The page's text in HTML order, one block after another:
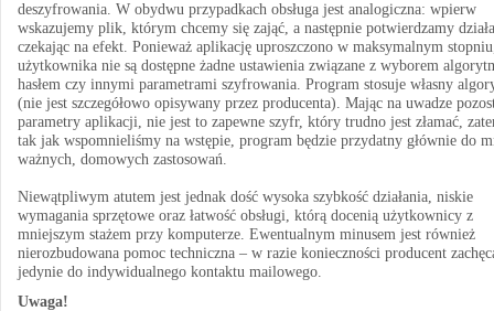
deszyfrowania. W obydwu przypadkach obsługa jest analogiczna: wpierw
wskazujemy plik, którym chcemy się zająć, a następnie potwierdzamy
czekając na efekt. Ponieważ aplikację uproszczono w maksymalnym
użytkownika nie są dostępne żadne ustawienia związane z wyborem
hasłem czy innymi parametrami szyfrowania. Program stosuje własny
(nie jest szczegółowo opisywany przez producenta). Mając na uwadze
parametry aplikacji, nie jest to zapewne szyfr, który trudno jest złamać,
tak jak wspomnieliśmy na wstępie, program będzie przydatny głównie do
ważnych, domowych zastosowań.
Niewątpliwym atutem jest jednak dość wysoka szybkość działania, niskie
wymagania sprzętowe oraz łatwość obsługi, którą docenią użytkownicy z
mniejszym stażem przy komputerze. Ewentualnym minusem jest również
nierozbudowana pomoc techniczna – w razie konieczności producent
jedynie do indywidualnego kontaktu mailowego.
Uwaga!